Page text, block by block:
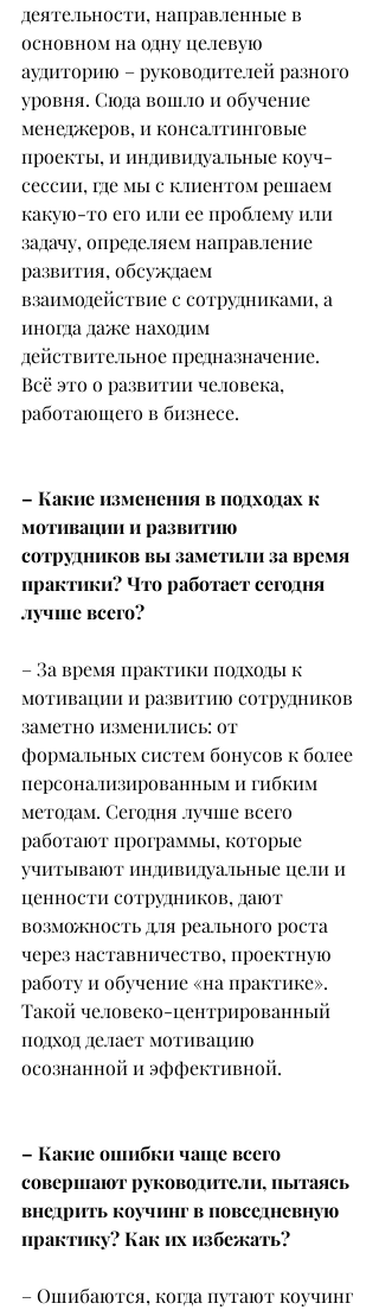
деятельности, направленные в
основном на одну целевую
аудиторию – руководителей разного
уровня. Сюда вошло и обучение
менеджеров, и консалтинговые
проекты, и индивидуальные коуч-
сессии, где мы с клиентом решаем
какую-то его или ее проблему или
задачу, определяем направление
развития, обсуждаем
взаимодействие с сотрудниками, а
иногда даже находим
действительное предназначение.
Всё это о развитии человека,
работающего в бизнесе.
– Какие изменения в подходах к
мотивации и развитию
сотрудников вы заметили за время
практики? Что работает сегодня
лучше всего?
– За время практики подходы к
мотивации и развитию сотрудников
заметно изменились: от
формальных систем бонусов к более
персонализированным и гибким
методам. Сегодня лучше всего
работают программы, которые
учитывают индивидуальные цели и
ценности сотрудников, дают
возможность для реального роста
через наставничество, проектную
работу и обучение «на практике».
Такой человеко-центрированный
подход делает мотивацию
осознанной и эффективной.
– Какие ошибки чаще всего
совершают руководители, пытаясь
внедрить коучинг в повседневную
практику? Как их избежать?
– Ошибаются, когда путают коучинг